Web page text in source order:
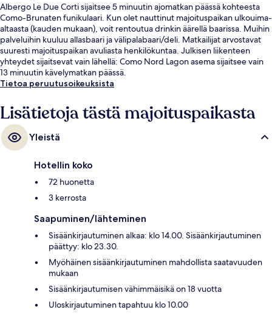
Albergo Le Due Corti sijaitsee 5 minuutin ajomatkan päässä kohteesta
Como-Brunaten funikulaari. Kun olet nauttinut majoituspaikan ulkouima-
altaasta (kauden mukaan), voit rentoutua drinkin äärellä baarissa. Muihin
palveluihin kuuluu allasbaari ja välipalabaari/deli. Matkailijat arvostavat
suuresti majoituspaikan avuliasta henkilökuntaa. Julkisen liikenteen
yhteydet sijaitsevat vain lähellä: Como Nord Lagon asema sijaitsee vain
13 minuutin kävelymatkan päässä.
Tietoa peruutusoikeuksista
Lisätietoja tästä majoituspaikasta
Yleistä
Hotellin koko
72 huonetta
3 kerrosta
Saapuminen/lähteminen
Sisäänkirjautuminen alkaa: klo 14.00. Sisäänkirjautuminen
päättyy: klo 23.30.
Myöhäinen sisäänkirjautuminen mahdollista saatavuuden
mukaan
Sisäänkirjautumisen vähimmäisikä on 18 vuotta
Uloskirjautuminen tapahtuu klo 10.00